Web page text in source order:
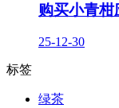
购买小青
25-12-30
标签
绿茶